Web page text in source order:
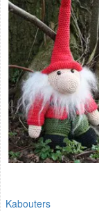
Kabouters